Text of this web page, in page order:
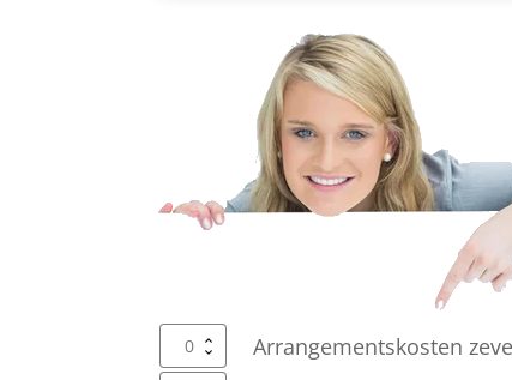
Arrangementskosten
Arrangementskosten